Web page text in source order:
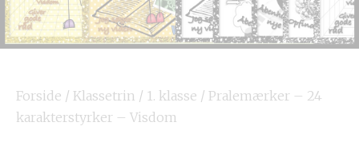
Forside / Klassetrin / 1. klasse / Pralemærker – 24
karakterstyrker – Visdom